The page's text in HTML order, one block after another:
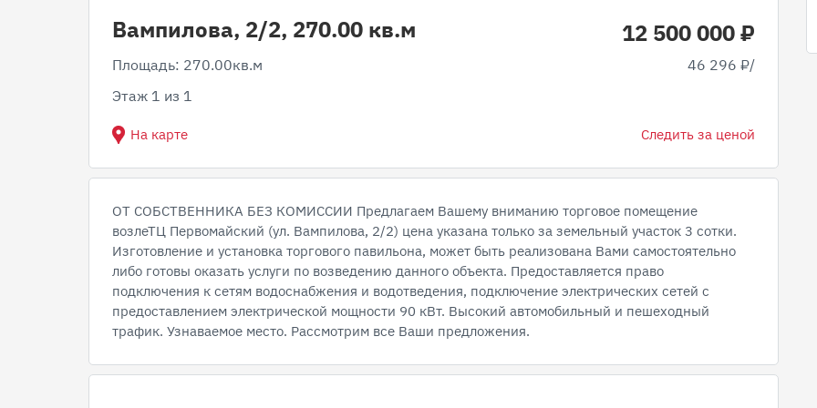
Вампилова, 2/2, 270.00 кв.м 12 500 000 ₽
Площадь: 270.00кв.м
Этаж 1 из 1
46 296 ₽/
На карте Следить за ценой
ОТ СОБСТВЕННИКА БЕЗ КОМИССИИ Предлагаем Вашему вниманию торговое помещение
возлеТЦ Первомайский (ул. Вампилова, 2/2) цена указана только за земельный участок 3 сотки.
Изготовление и установка торгового павильона, может быть реализована Вами самостоятельно
либо готовы оказать услуги по возведению данного объекта. Предоставляется право
подключения к сетям водоснабжения и водотведения, подключение электрических сетей с
предоставлением электрической мощности 90 кВт. Высокий автомобильный и пешеходный
трафик. Узнаваемое место. Рассмотрим все Ваши предложения.